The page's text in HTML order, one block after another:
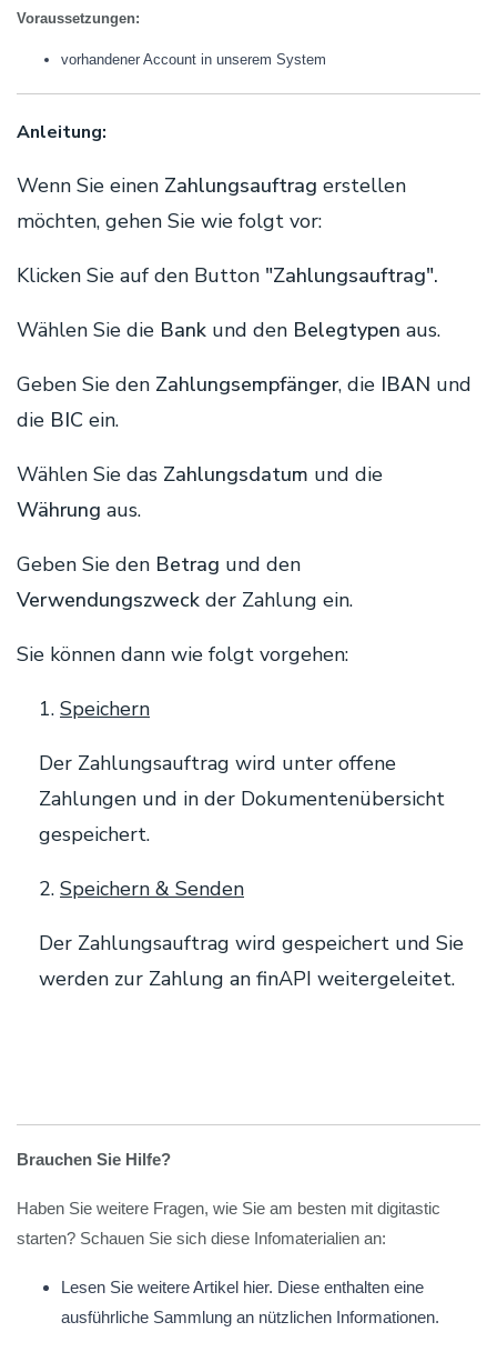
Voraussetzungen:
vorhandener Account in unserem System
Anleitung:
Wenn Sie einen Zahlungsauftrag erstellen
möchten, gehen Sie wie folgt vor:
Klicken Sie auf den Button "Zahlungsauftrag".
Wählen Sie die Bank und den Belegtypen aus.
Geben Sie den Zahlungsempfänger, die IBAN und
die BIC ein.
Wählen Sie das Zahlungsdatum und die
Währung aus.
Geben Sie den Betrag und den
Verwendungszweck der Zahlung ein.
Sie können dann wie folgt vorgehen:
1. Speichern
Der Zahlungsauftrag wird unter offene
Zahlungen und in der Dokumentenübersicht
gespeichert.
2. Speichern & Senden
Der Zahlungsauftrag wird gespeichert und Sie
werden zur Zahlung an finAPI weitergeleitet.
Brauchen Sie Hilfe?
Haben Sie weitere Fragen, wie Sie am besten mit digitastic
starten? Schauen Sie sich diese Infomaterialien an:
Lesen Sie weitere Artikel hier. Diese enthalten eine
ausführliche Sammlung an nützlichen Informationen.